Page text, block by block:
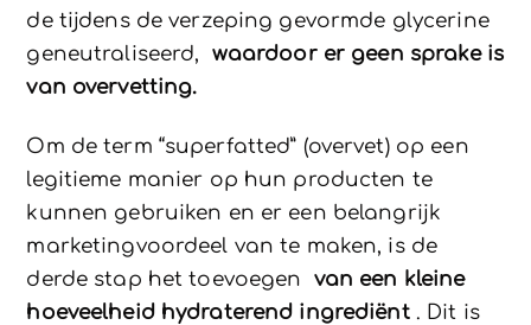
de tijdens de verzeping gevormde glycerine
geneutraliseerd, waardoor er geen sprake is
van overvetting.
Om de term “superfatted” (overvet) op een
legitieme manier op hun producten te
kunnen gebruiken en er een belangrijk
marketingvoordeel van te maken, is de
derde stap het toevoegen van een kleine
hoeveelheid hydraterend ingrediënt. Dit is